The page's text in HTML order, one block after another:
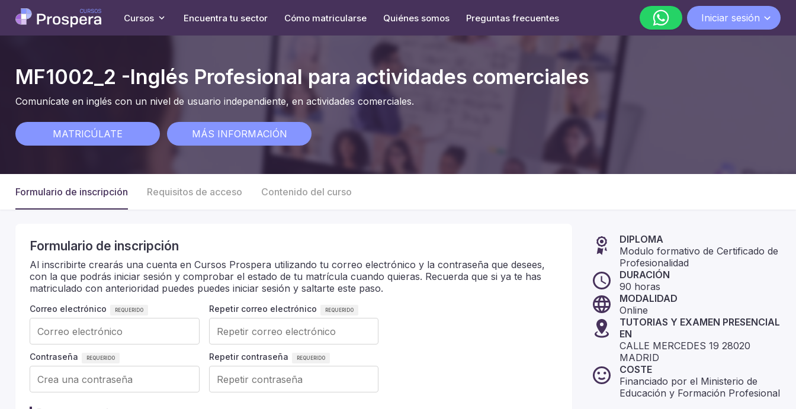
Cursos Encuentra tu sector Cómo matricularse Quiénes somos Preguntas frecuentes
lunes a viernes de 9:00 a 18:00
Iniciar sesión
MF1002_2 -Inglés Profesional para actividades comerciales
Comunícate en inglés con un nivel de usuario independiente, en actividades comerciales.
MATRICÚLATE MÁS INFORMACIÓN
Formulario de inscripción Requisitos de acceso Contenido del curso
Formulario de inscripción
Al inscribirte crearás una cuenta en Cursos Prospera utilizando tu correo electrónico y la contraseña que desees,
con la que podrás iniciar sesión y comprobar el estado de tu matrícula cuando quieras. Recuerda que si ya te has
matriculado con anterioridad puedes puedes iniciar sesión y saltarte este paso.
Correo electrónico Repetir correo electrónico
Contraseña Repetir contraseña
DIPLOMA
Modulo formativo de Certificado de
Profesionalidad
DURACIÓN
90 horas
MODALIDAD
Online
TUTORIAS Y EXAMEN PRESENCIAL
EN
CALLE MERCEDES 19 28020
MADRID
COSTE
Financiado por el Ministerio de
Educación y Formación Profesional